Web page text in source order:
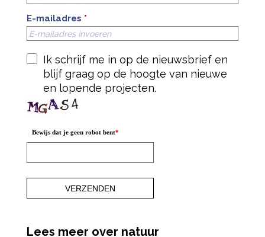
E-mailadres *
Ik schrijf me in op de nieuwsbrief en
blijf graag op de hoogte van nieuwe
en lopende projecten.
Bewijs dat je geen robot bent*
Lees meer over natuur